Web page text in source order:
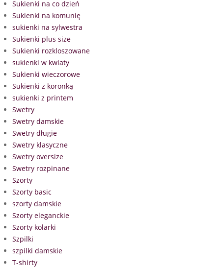
Sukienki na co dzień
Sukienki na komunię
sukienki na sylwestra
Sukienki plus size
Sukienki rozkloszowane
sukienki w kwiaty
Sukienki wieczorowe
Sukienki z koronką
sukienki z printem
Swetry
Swetry damskie
Swetry długie
Swetry klasyczne
Swetry oversize
Swetry rozpinane
Szorty
Szorty basic
szorty damskie
Szorty eleganckie
Szorty kolarki
Szpilki
szpilki damskie
T-shirty